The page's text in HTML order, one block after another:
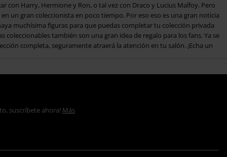
con Harry, Hermione y Ron, o tal vez con Draco y Lucius Malfoy. Pero
un gran coleccionista en poco tiempo. Por eso eso es una gran noticia
muchísima figuras para que puedas completar tu colección privada
coleccionables también son una gran idea de regalo para los fans. Ya se
completa, seguramente atraerá la atención en tu salón. ¡Echa un
suscríbete ahora! Más